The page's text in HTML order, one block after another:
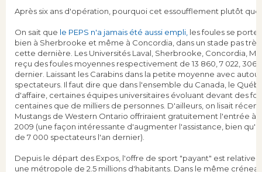
Après six ans d'opération, pourquoi cet essoufflement plutôt que
On sait que le PEPS n'a jamais été aussi empli, les foules se
bien à Sherbrooke et même à Concordia, dans un stade pas
cette dernière. Les Universités Laval, Sherbrooke, Concordia,
reçu des foules moyennes respectivement de 13 860, 7 022,
dernier. Laissant les Carabins dans la petite moyenne avec
spectateurs. Il faut dire que dans l'ensemble du Canada, le
d'affaire, certaines équipes universitaires évoluant devant des
centaines que de milliers de personnes. D'ailleurs, on lisait
Mustangs de Western Ontario offriraient gratuitement l'entrée à
2009 (une façon intéressante d'augmenter l'assistance, bien
de 7 000 spectateurs l'an dernier).
Depuis le départ des Expos, l'offre de sport "payant" est
une métropole de 2.5 millions d'habitants. Dans le même